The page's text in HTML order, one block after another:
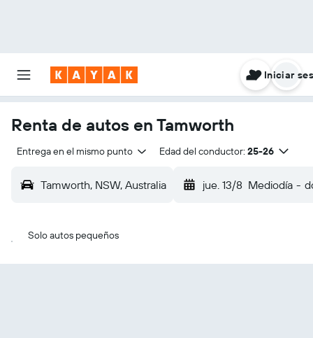
Iniciar
Renta de autos en Tamworth
Entrega en el mismo punto Edad del conductor: 25-26
Tamworth, NSW, Australia jue. 13/8 Mediodía -
Solo autos pequeños